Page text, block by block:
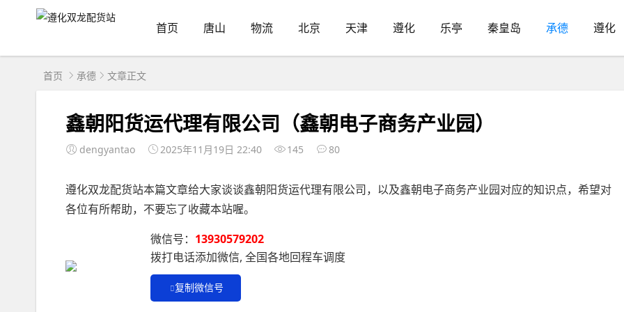
首页 唐山 物流 北京 天津 遵化 乐亭 秦皇岛 承德 遵化
首页 承德 文章正文
鑫朝阳货运代理有限公司（鑫朝电子商务产业园）
dengyantao 2025年11月19日 22:40 145 80
遵化双龙配货站本篇文章给大家谈谈鑫朝阳货运代理有限公司，以及鑫朝电子商务产业园对应的知识点，希望对
各位有所帮助，不要忘了收藏本站喔。
微信号： 13930579202
拨打电话添加微信, 全国各地回程车调度
复制微信号